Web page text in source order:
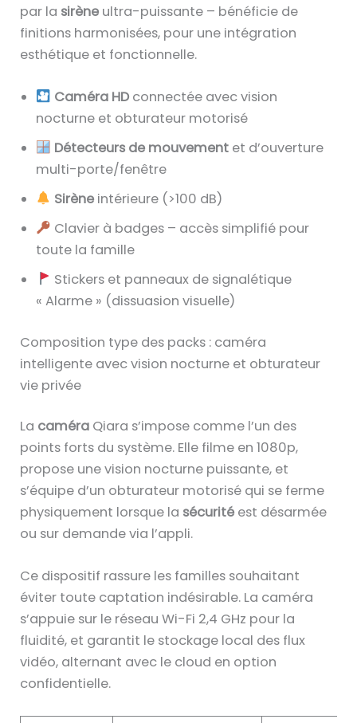
par la sirène ultra-puissante – bénéficie de
finitions harmonisées, pour une intégration
esthétique et fonctionnelle.
Caméra HDconnectée avec vision
nocturne et obturateur motorisé
Détecteurs de mouvementet d’ouverture
multi-porte/fenêtre
Sirèneintérieure (>100 dB)
Clavier à badges – accès simplifié pour
toute la famille
Stickers et panneaux de signalétique
« Alarme » (dissuasion visuelle)
Composition type des packs : caméra
intelligente avec vision nocturne et obturateur
vie privée
La caméra Qiara s’impose comme l’un des
points forts du système. Elle filme en 1080p,
propose une vision nocturne puissante, et
s’équipe d’un obturateur motorisé qui se ferme
physiquement lorsque la sécurité est désarmée
ou sur demande via l’appli.
Ce dispositif rassure les familles souhaitant
éviter toute captation indésirable. La caméra
s’appuie sur le réseau Wi-Fi 2,4 GHz pour la
fluidité, et garantit le stockage local des flux
vidéo, alternant avec le cloud en option
confidentielle.